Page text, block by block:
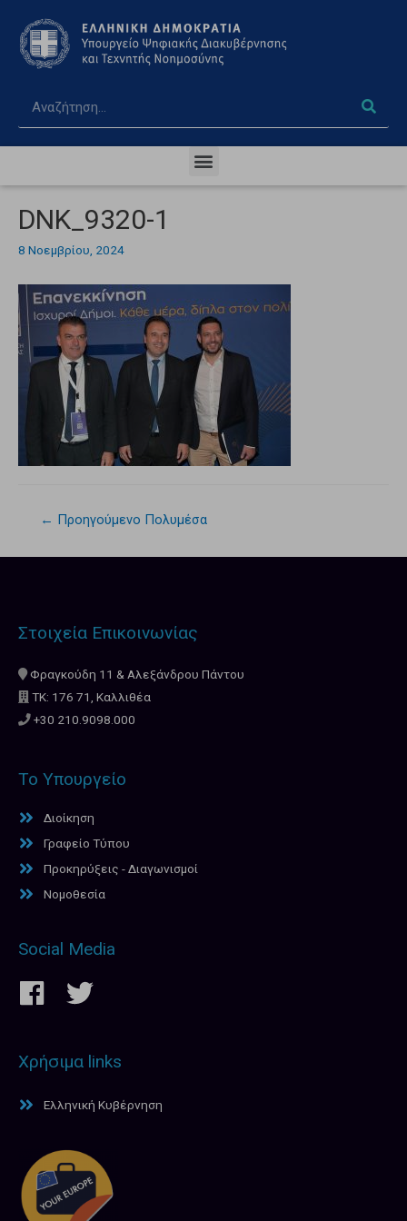
DNK_9320-1
8 Νοεμβρίου, 2024
← Προηγούμενο Πολυμέσα
Στοιχεία Επικοινωνίας
Φραγκούδη 11 & Αλεξάνδρου Πάντου
ΤΚ: 176 71, Καλλιθέα
+30 210.9098.000
Το Υπουργείο
Διοίκηση
Γραφείο Τύπου
Προκηρύξεις - Διαγωνισμοί
Νομοθεσία
Social Media
Χρήσιμα links
Ελληνική Κυβέρνηση